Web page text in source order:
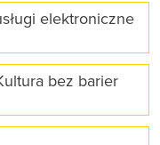
elektroniczne
bez barier